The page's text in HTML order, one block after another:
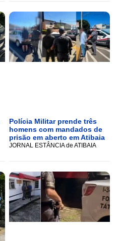
Polícia Militar prende três
homens com mandados de
prisão em aberto em Atibaia
JORNAL ESTÂNCIA de ATIBAIA